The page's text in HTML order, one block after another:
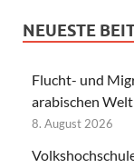
NEUESTE
Flucht- und
arabischen
8. August 2026